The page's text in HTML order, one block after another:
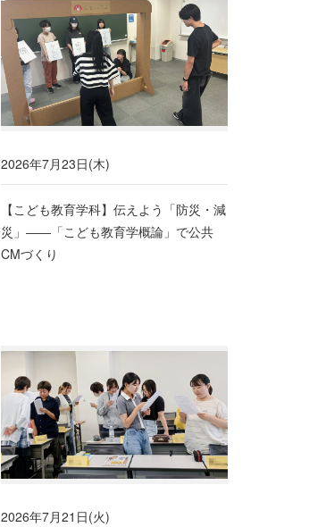
2026年7月23日(木)
【こども教育学科】伝えよう「防災・減
災」――「こども教育学概論」で公共
CMづくり
2026年7月21日(火)